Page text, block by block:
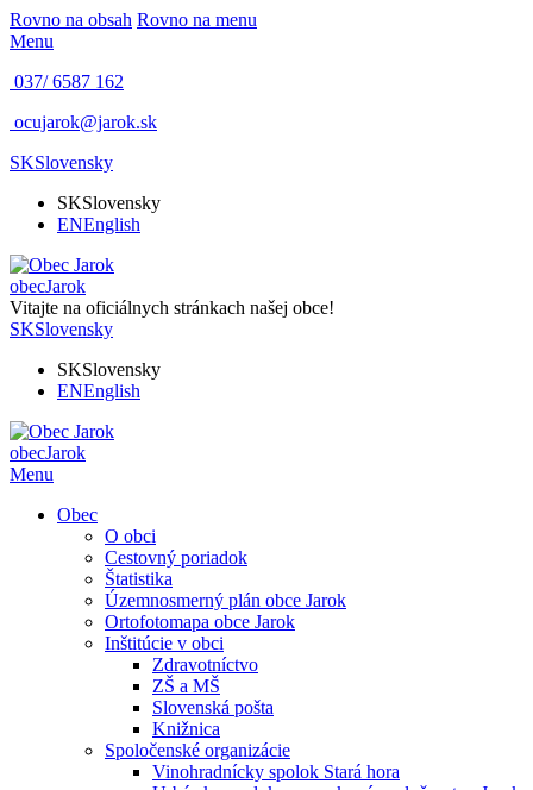
Rovno na obsah Rovno na menu
Menu
037/ 6587 162
ocujarok@jarok.sk
SKSlovensky
SKSlovensky
ENEnglish
obecJarok
Vitajte na oficiálnych stránkach našej obce!
SKSlovensky
SKSlovensky
ENEnglish
obecJarok
Menu
Obec
O obci
Cestovný poriadok
Štatistika
Územnosmerný plán obce Jarok
Ortofotomapa obce Jarok
Inštitúcie v obci
Zdravotníctvo
ZŠ a MŠ
Slovenská pošta
Knižnica
Spoločenské organizácie
Vinohradnícky spolok Stará hora